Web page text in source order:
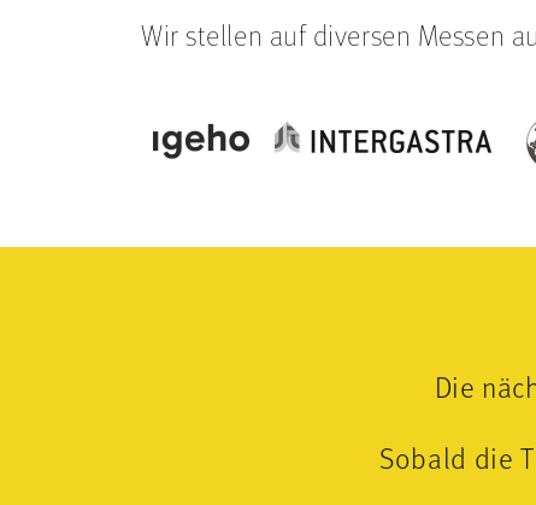
Wir stellen auf diversen Messen
Die
Sobald die